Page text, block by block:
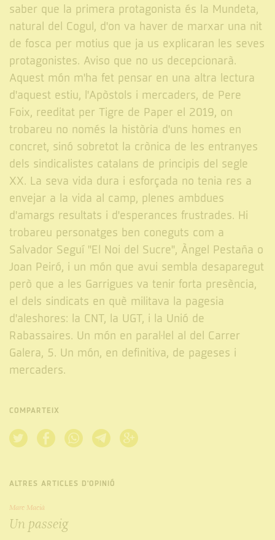
saber que la primera protagonista és la Mundeta,
natural del Cogul, d'on va haver de marxar una nit
de fosca per motius que ja us explicaran les seves
protagonistes. Aviso que no us decepcionarà.
Aquest món m'ha fet pensar en una altra lectura
d'aquest estiu, l'Apòstols i mercaders, de Pere
Foix, reeditat per Tigre de Paper el 2019, on
trobareu no només la història d'uns homes en
concret, sinó sobretot la crònica de les entranyes
dels sindicalistes catalans de principis del segle
XX. La seva vida dura i esforçada no tenia res a
envejar a la vida al camp, plenes ambdues
d'amargs resultats i d'esperances frustrades. Hi
trobareu personatges ben coneguts com a
Salvador Seguí "El Noi del Sucre", Àngel Pestaña o
Joan Peiró, i un món que avui sembla desaparegut
però que a les Garrigues va tenir forta presència,
el dels sindicats en què militava la pagesia
d'aleshores: la CNT, la UGT, i la Unió de
Rabassaires. Un món en paral·lel al del Carrer
Galera, 5. Un món, en definitiva, de pageses i
mercaders.
COMPARTEIX
ALTRES ARTICLES D'OPINIÓ
Marc Macià
Un passeig